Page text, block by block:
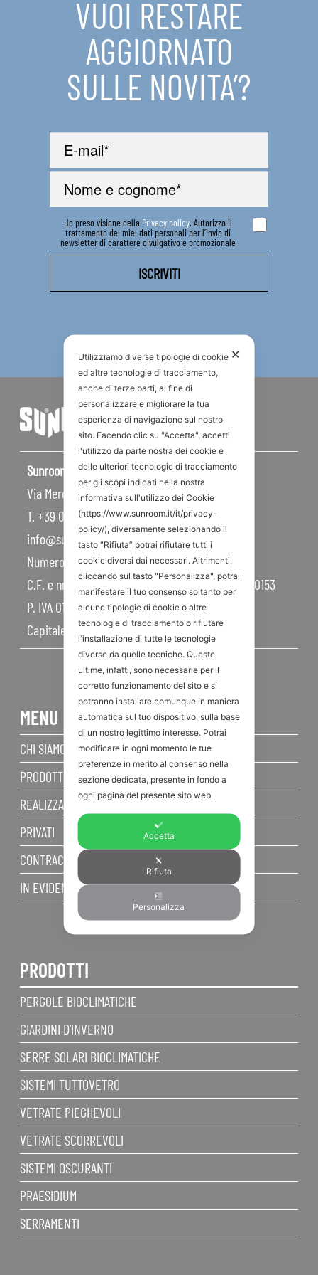
IN EVIDENZA
CONTATTI
VUOI RESTARE
AGGIORNATO
SULLE NOVITA’?
Ho preso visione della Privacy policy. Autorizzo il
trattamento dei miei dati personali per l’invio di
newsletter di carattere divulgativo e promozionale
Sunroom S.p.A – Sede Legale
Via Mercadante, 10 – 47841 Cattolica RN – Italy
T. +39 0541 834011
info@sunroom.it
Numero REA RN – 225109
C.F. e nr. iscrizione al Registro Imprese 07879990153
P. IVA 01968830404
Capitale Sociale 450.000,00 I.V.
MENU
CHI SIAMO
PRODOTTI
REALIZZAZIONI
PRIVATI
CONTRACT
IN EVIDENZA
PRODOTTI
PERGOLE BIOCLIMATICHE
GIARDINI D’INVERNO
SERRE SOLARI BIOCLIMATICHE
SISTEMI TUTTOVETRO
VETRATE PIEGHEVOLI
VETRATE SCORREVOLI
SISTEMI OSCURANTI
PRAESIDIUM
SERRAMENTI
✕
Utilizziamo diverse tipologie di cookie
ed altre tecnologie di tracciamento,
anche di terze parti, al fine di
personalizzare e migliorare la tua
esperienza di navigazione sul nostro
sito. Facendo clic su "Accetta", accetti
l'utilizzo da parte nostra dei cookie e
delle ulteriori tecnologie di tracciamento
per gli scopi indicati nella nostra
informativa sull'utilizzo dei Cookie
(https://www.sunroom.it/it/privacy-
policy/), diversamente selezionando il
tasto “Rifiuta” potrai rifiutare tutti i
cookie diversi dai necessari. Altrimenti,
cliccando sul tasto "Personalizza", potrai
manifestare il tuo consenso soltanto per
alcune tipologie di cookie o altre
tecnologie di tracciamento o rifiutare
l'installazione di tutte le tecnologie
diverse da quelle tecniche. Queste
ultime, infatti, sono necessarie per il
corretto funzionamento del sito e si
potranno installare comunque in maniera
automatica sul tuo dispositivo, sulla base
di un nostro legittimo interesse. Potrai
modificare in ogni momento le tue
preferenze in merito al consenso nella
sezione dedicata, presente in fondo a
ogni pagina del presente sito web.
Accetta
Rifiuta
Personalizza